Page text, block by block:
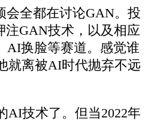
会全都在讨论GAN。投
注GAN技术，以及相应
AI换脸等赛道。感觉谁
就离被AI时代抛弃不远
AI技术了。但当2022年